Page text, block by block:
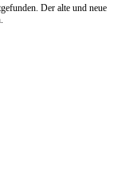
Der alte und neue